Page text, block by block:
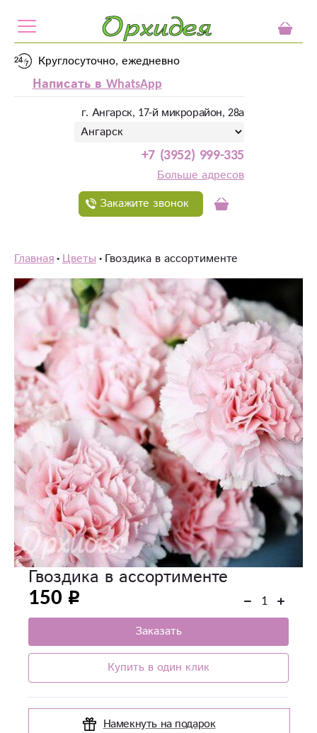
Круглосуточно, ежедневно
Написать в WhatsApp
г. Ангарск, 17-й микрорайон, 28а
+7 (3952) 999-335
Больше адресов
Закажите звонок
Главная Цветы Гвоздика в ассортименте
Гвоздика в ассортименте
150
Заказать
Купить в один клик
Намекнуть на подарок